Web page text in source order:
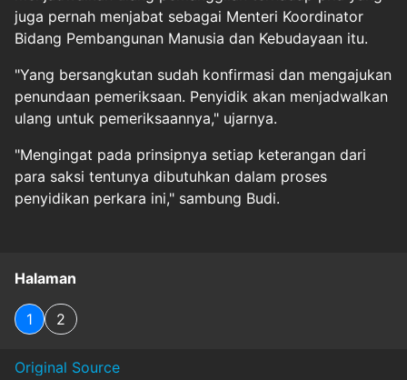
juga pernah menjabat sebagai Menteri Koordinator
Bidang Pembangunan Manusia dan Kebudayaan itu.
"Yang bersangkutan sudah konfirmasi dan mengajukan
penundaan pemeriksaan. Penyidik akan menjadwalkan
ulang untuk pemeriksaannya," ujarnya.
"Mengingat pada prinsipnya setiap keterangan dari
para saksi tentunya dibutuhkan dalam proses
penyidikan perkara ini," sambung Budi.
Halaman
1 2
Original Source